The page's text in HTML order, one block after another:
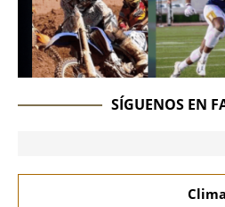
SÍGUENOS EN
Clima